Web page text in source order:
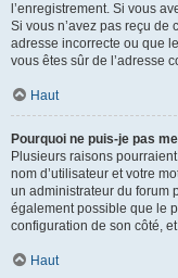
l’enregistrement. Si vous
Si vous n’avez pas reçu de
adresse incorrecte ou que
vous êtes sûr de l’adresse
Haut
Pourquoi ne puis-je pas
Plusieurs raisons
nom d’utilisateur et votre
un administrateur du forum
également possible que le
configuration de son côté,
Haut